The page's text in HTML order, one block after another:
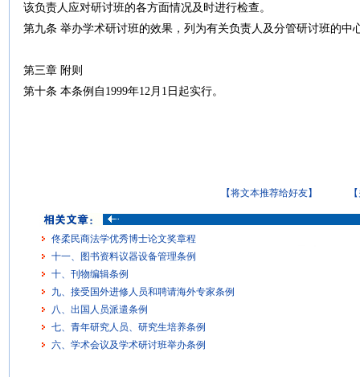
该负责人应对研讨班的各方面情况及时进行检查。
第九条 举办学术研讨班的效果，列为有关负责人及分管研讨班的中
第三章 附则
第十条 本条例自1999年12月1日起实行。
【将文本推荐给好友】
佟柔民商法学优秀博士论文奖章程
十一、图书资料议器设备管理条例
十、刊物编辑条例
九、接受国外进修人员和聘请海外专家条例
八、出国人员派遣条例
七、青年研究人员、研究生培养条例
六、学术会议及学术研讨班举办条例